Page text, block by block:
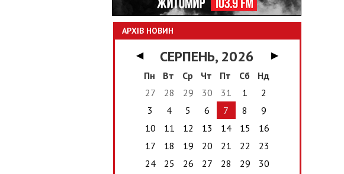
АРХІВ НОВИН
◀ СЕРПЕНЬ, 2026
▶
Пн
Вт Ср Чт Пт Сб
Нд
27
28 29 30 31 1
2
3
4 5 6 7 8
9
10
11 12 13 14 15
16
17
18 19 20 21 22
23
24
25 26 27 28 29
30